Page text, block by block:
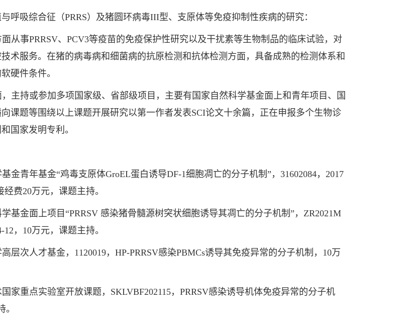
吸综合征（PRRS）及猪圆环病毒III型、支原体等免疫抑制性疾病的研究：
事PRRSV、PCV3等疫苗的免疫保护性研究以及干扰素等生物制品的临床试验，对
术服务。在猪的病毒病和细菌病的抗原检测和抗体检测方面，具备成熟的检测体系和
硬件条件。
持或参加多项国家级、省部级项目，主要有国家自然科学基金面上和青年项目、国
课题等围绕以上课题开展研究以第一作者发表SCI论文十余篇，正在申报多个生物诊
国家发明专利。
青年基金“鸡毒支原体GroEL蛋白诱导DF-1细胞凋亡的分子机制”，31602084，2017
经费20万元，课题主持。
金面上项目“PRRSV 感染猪骨髓源树突状细胞诱导其凋亡的分子机制”，ZR2021M
12，10万元，课题主持。
次人才基金，1120019，HP-PRRSV感染PBMCs诱导其免疫异常的分子机制，10万
重点实验室开放课题，SKLVBF202115，PRRSV感染诱导机体免疫异常的分子机